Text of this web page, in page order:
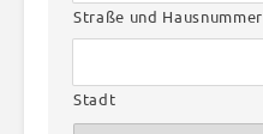
Straße und Hausnummer
Stadt